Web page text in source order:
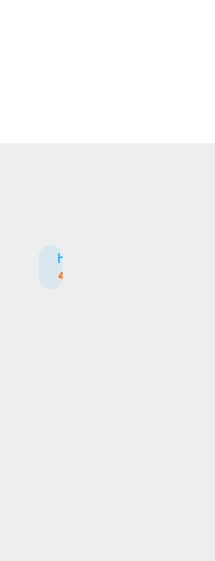
4.9